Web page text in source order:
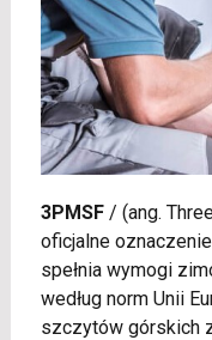
3PMSF/ (ang.
oficjalne
spełnia wymogi
według norm Unii
szczytów górskich